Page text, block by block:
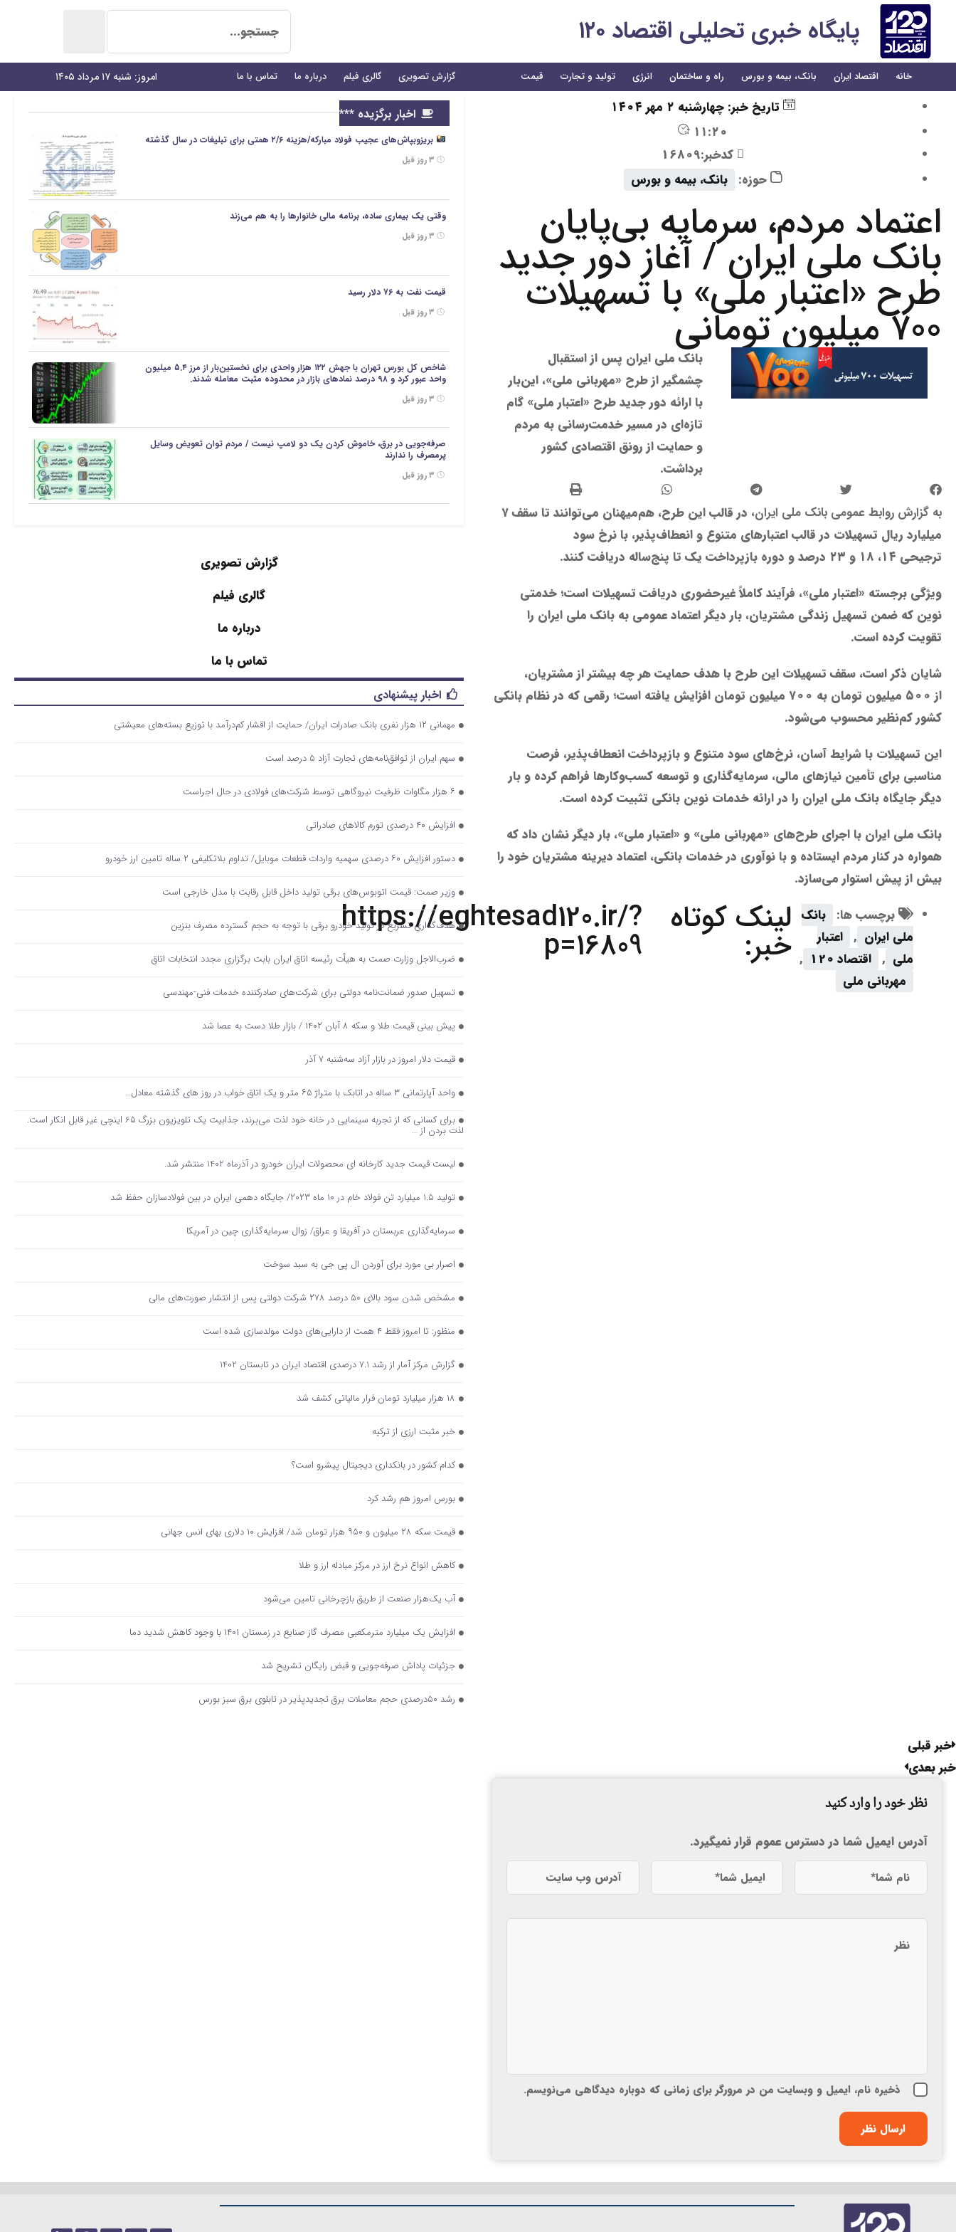
پایگاه خبری تحلیلی اقتصاد ۱۲۰
خانه اقتصاد ایران بانک، بیمه و بورس راه و ساختمان انرژی تولید و تجارت قیمت گزارش تصویری گالری فیلم درباره ما تماس با ما امروز: شنبه ۱۷ مرداد ۱۴۰۵
تاریخ خبر:چهارشنبه ۲ مهر ۱۴۰۴
۱۱:۲۰
کدخبر:16809
حوزه:
بانک، بیمه و بورس
اعتماد مردم، سرمایه بی‌پایان
بانک ملی ایران / آغاز دور جدید
طرح «اعتبار ملی» با تسهیلات
۷۰۰ میلیون تومانی
بانک ملی ایران پس از استقبال
چشمگیر از طرح «مهربانی ملی»، این‌بار
با ارائه دور جدید طرح «اعتبار ملی» گام
تازه‌ای در مسیر خدمت‌رسانی به مردم
و حمایت از رونق اقتصادی کشور
برداشت.
به گزارش روابط عمومی بانک ملی ایران،
در قالب این طرح، هم‌میهنان می‌توانند تا سقف ۷
میلیارد ریال تسهیلات در قالب اعتبارهای متنوع و انعطاف‌پذیر، با نرخ سود
ترجیحی ۱۴، ۱8 و ۲۳ درصد و دوره بازپرداخت یک تا پنج‌ساله دریافت کنند.
ویژگی برجسته «اعتبار ملی»، فرآیند کاملاً غیرحضوری دریافت تسهیلات است؛ خدمتی
نوین که ضمن تسهیل زندگی مشتریان، بار دیگر اعتماد عمومی به بانک ملی ایران را
تقویت کرده است.
شایان ذکر است، سقف تسهیلات این طرح با هدف حمایت هر چه بیشتر از مشتریان،
از ۵۰۰ میلیون تومان به ۷۰۰ میلیون تومان افزایش یافته است؛ رقمی که در نظام بانکی
کشور کم‌نظیر محسوب می‌شود.
این تسهیلات با شرایط آسان، نرخ‌های سود متنوع و بازپرداخت انعطاف‌پذیر، فرصت
مناسبی برای تأمین نیازهای مالی، سرمایه‌گذاری و توسعه کسب‌وکارها فراهم کرده و بار
دیگر جایگاه بانک ملی ایران را در ارائه خدمات نوین بانکی تثبیت کرده است.
بانک ملی ایران با اجرای طرح‌های «مهربانی ملی» و «اعتبار ملی»، بار دیگر نشان داد که
همواره در کنار مردم ایستاده و با نوآوری در خدمات بانکی، اعتماد دیرینه مشتریان خود را
بیش از پیش استوار می‌سازد.
برچسب ها: بانک
ملی ایران , اعتبار
ملی , اقتصاد 120
,
مهربانی ملی
لینک کوتاه
خبر:
https://eghtesad120.ir/?
p=16809
اخبار برگزیده ***
بریزوبپاش‌های عجیب فولاد مبارکه/هزینه ۲/۶ همتی برای تبلیغات در سال گذشته
وقتی یک بیماری ساده، برنامه مالی خانوارها را به هم می‌زند
قیمت نفت به ۷۶ دلار رسید
شاخص کل بورس تهران با جهش ۱۲۲ هزار واحدی برای نخستین‌بار از مرز ۵.۴ میلیون
واحد عبور کرد و ۹۸ درصد نمادهای بازار در محدوده مثبت معامله شدند.
صرفه‌جویی در برق، خاموش کردن یک دو لامپ نیست / مردم توان تعویض وسایل
پرمصرف را ندارند
گزارش تصویری
گالری فیلم
درباره ما
تماس با ما
اخبار پیشنهادی
مهمانی ۱۲ هزار نفری بانک صادرات ایران/ حمایت از اقشار کم‌درآمد با توزیع بسته‌های معیشتی
سهم ایران از توافق‌نامه‌های تجارت آزاد ۵ درصد است
۶ هزار مگاوات ظرفیت نیروگاهی توسط شرکت‌های فولادی در حال اجراست
افزایش ۴۰ درصدی تورم کالاهای صادراتی
دستور افزایش ۶۰ درصدی سهمیه واردات قطعات موبایل/ تداوم بلاتکلیفی ۲ ساله تامین ارز خودرو
وزیر صمت: قیمت اتوبوس‌های برقی تولید داخل قابل رقابت با مدل خارجی است
هدف‌گذاریِ تسریع در تولید خودرو‌ برقی با توجه به حجم گسترده مصرف‌ بنزین‌
ضرب‌الاجل وزارت صمت به هیأت رئیسه اتاق‌ ایران بابت برگزاری مجدد انتخابات اتاق
تسهیل صدور ضمانت‌نامه دولتی برای شرکت‌های صادرکننده خدمات فنی-مهندسی
پیش بینی قیمت طلا و سکه ۸ آبان ۱۴۰۲ / بازار طلا دست‌ به عصا شد
قیمت دلار امروز در بازار آزاد سه‌شنبه ۷ آذر
واحد آپارتمانی ۳ ساله در اتابک با متراژ ۶۵ متر و یک اتاق خواب در روز های گذشته معادل…
برای کسانی که از تجربه سینمایی در خانه خود لذت می‌برند، جذابیت یک تلویزیون بزرگ 65 اینچی غیر قابل انکار است.
لذت بردن از …
لیست قیمت جدید کارخانه ای محصولات ایران خودرو در آذرماه 1402 منتشر شد.
تولید ۱.۵ میلیارد تن فولاد خام در ۱۰ ماه ۲۰۲۳/ جایگاه دهمی ایران در بین فولادسازان حفظ شد
سرمایه‌گذاری عربستان در آفریقا و عراق/ زوال سرمایه‌گذاری چین در آمریکا
اصرار بی مورد برای آوردن ال پی جی به سبد سوخت
مشخص شدن سود بالای ۵۰ درصد ۲۷۸ شرکت دولتی پس از انتشار صورت‌های مالی
منظور: تا امروز فقط ۴ همت از دارایی‌های دولت مولدسازی شده است
گزارش مرکز آمار از رشد 7.1 درصدی اقتصاد ایران در تابستان 1402
۱۸ هزار میلیارد تومان فرار مالیاتی کشف شد
خبر مثبت ارزی از ترکیه
کدام کشور در بانکداری دیجیتال پیشرو است؟
بورس امروز هم رشد کرد
قیمت سکه ۲۸ میلیون و ۹۵۰ هزار تومان شد/ افزایش ۱۰ دلاری بهای انس جهانی
کاهش انواع نرخ ارز در مرکز مبادله ارز و طلا
آب یک‌هزار صنعت از طریق بازچرخانی تامین می‌شود
افزایش یک میلیارد مترمکعبی مصرف گاز صنایع در زمستان ۱۴۰۱ با وجود کاهش شدید دما
جزئیات پاداش صرفه‌جویی و قبض رایگان تشریح شد
رشد ۵۰درصدی حجم معاملات برق تجدیدپذیر در تابلوی برق سبز بورس
خبر قبلی
خبر بعدی
نظر خود را وارد کنید
آدرس ایمیل شما در دسترس عموم قرار نمیگیرد.
ذخیره نام، ایمیل و وبسایت من در مرورگر برای زمانی که دوباره دیدگاهی می‌نویسم.